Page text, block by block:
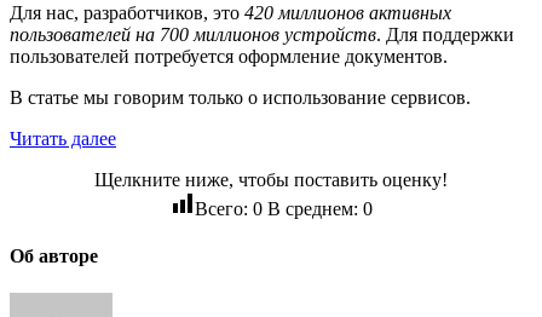
Для нас, разработчиков, это 420 миллионов активных
пользователей на 700 миллионов устройств. Для поддержки
пользователей потребуется оформление документов.
В статье мы говорим только о использование сервисов.
Читать далее
Щелкните ниже, чтобы поставить оценку!
Всего: 0В среднем: 0
Об авторе